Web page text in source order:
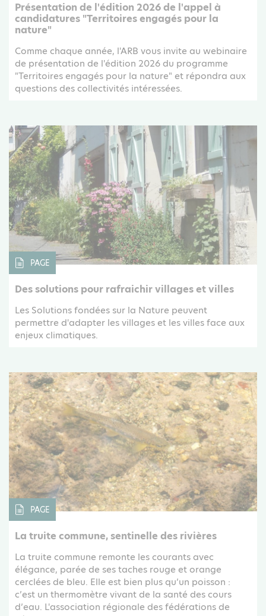
Présentation de l'édition 2026 de l'appel à
candidatures "Territoires engagés pour la
nature"
Comme chaque année, l'ARB vous invite au webinaire
de présentation de l'édition 2026 du programme
"Territoires engagés pour la nature" et répondra aux
questions des collectivités intéressées.
PAGE
Des solutions pour rafraichir villages et villes
Les Solutions fondées sur la Nature peuvent
permettre d'adapter les villages et les villes face aux
enjeux climatiques.
PAGE
La truite commune, sentinelle des rivières
La truite commune remonte les courants avec
élégance, parée de ses taches rouge et orange
cerclées de bleu. Elle est bien plus qu’un poisson :
c’est un thermomètre vivant de la santé des cours
d’eau. L'association régionale des fédérations de